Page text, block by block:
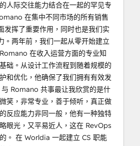
人际交往能力结合在一起的罕见专
在集中不同市场的所有销售
发挥了重要作用，同时也是我们实
。两年前，我们一起从零开始建立
在收入运营方面的专业知
础。从设计工作流程到随着规模的
和优化，他确保了我们拥有有效发
Romano 共事最让我欣赏的是什
笑，非常专业，善于倾听，真正做
反应能力非同一般，他有一种独特
眼光，又平易近人，这在 RevOps
。 在 Worldia 一起建立 CS 职能